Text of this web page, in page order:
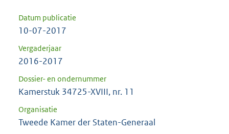
Datum publicatie
10-07-2017
Vergaderjaar
2016-2017
Dossier- en ondernummer
Kamerstuk 34725-XVIII, nr. 11
Organisatie
Tweede Kamer der Staten-Generaal